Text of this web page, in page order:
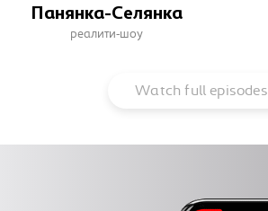
Панянка-Селянка
реалити-шоу
Watch full episodes